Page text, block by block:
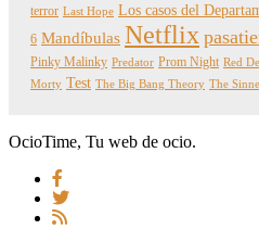
terror Last Hope Los casos del
6 Mandíbulas Netflix
Pinky Malinky Predator Prom Night Red
Morty Test The Big Bang Theory The
OcioTime, Tu web de ocio.